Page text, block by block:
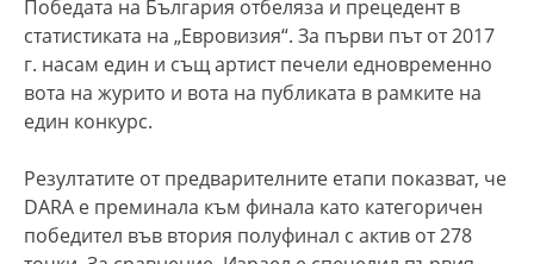
Победата на България отбеляза и прецедент в
статистиката на „Евровизия“. За първи път от 2017
г. насам един и същ артист печели едновременно
вота на журито и вота на публиката в рамките на
един конкурс.
Резултатите от предварителните етапи показват, че
DARA е преминала към финала като категоричен
победител във втория полуфинал с актив от 278